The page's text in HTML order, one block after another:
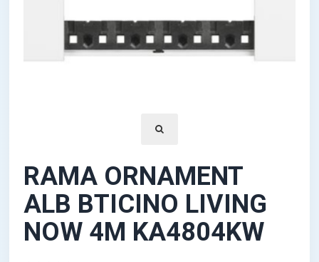
RAMA ORNAMENT
ALB BTICINO LIVING
NOW 4M KA4804KW